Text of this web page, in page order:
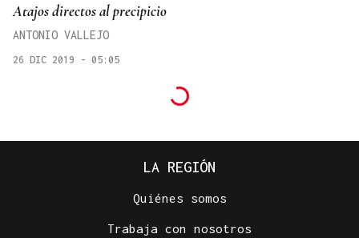
Atajos directos al precipicio
ANTONIO VALLEJO
26 DIC 2019 - 05:05
LA REGIÓN
Quiénes somos
Trabaja con nosotros